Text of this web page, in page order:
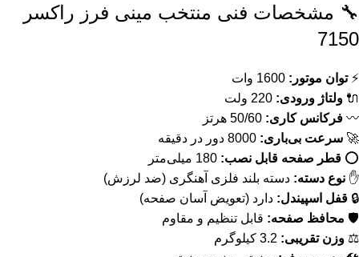
🔧 مشخصات فنی منتخب مینی فرز راکسر
7150
⚡توان موتور:
🔌 ولتاژ ورودی:
〰️ فرکانس کاری:
🚀 سرعت بی‌باری:
⭕ قطر صفحه قابل نصب:
✋ نوع دسته: دسته بلند فلزی آهنگری (ضد لرزش)
🔒 قفل اسپیندل: دارد (تعویض آسان صفحه)
🛡 محافظ صفحه: قابل تنظیم و مقاوم
⚖️ وزن تقریبی: